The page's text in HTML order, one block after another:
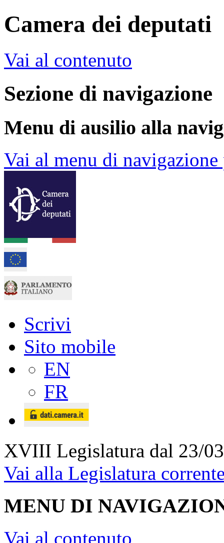
Camera dei deputati
Vai al contenuto
Sezione di navigazione
Menu di ausilio alla
Vai al menu di
Scrivi
Sito mobile
EN
FR
XVIII Legislatura dal 23/
Vai alla Legislatura
MENU DI
Vai al contenuto